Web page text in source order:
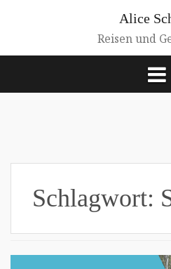
Alice
Reisen und
Schlagwort: